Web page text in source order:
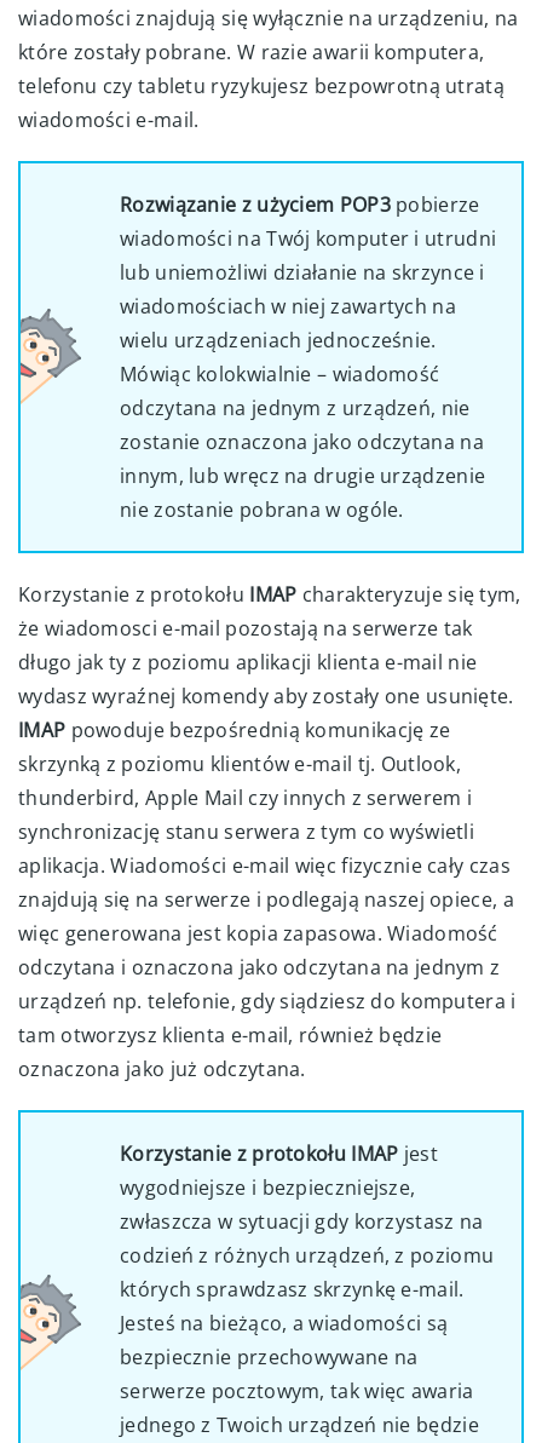
wiadomości znajdują się wyłącznie na urządzeniu, na
które zostały pobrane. W razie awarii komputera,
telefonu czy tabletu ryzykujesz bezpowrotną utratą
wiadomości e-mail.
Rozwiązanie z użyciem POP3pobierze
wiadomości na Twój komputer i utrudni
lub uniemożliwi działanie na skrzynce i
wiadomościach w niej zawartych na
wielu urządzeniach jednocześnie.
Mówiąc kolokwialnie – wiadomość
odczytana na jednym z urządzeń, nie
zostanie oznaczona jako odczytana na
innym, lub wręcz na drugie urządzenie
nie zostanie pobrana w ogóle.
Korzystanie z protokołu IMAP charakteryzuje się tym,
że wiadomosci e-mail pozostają na serwerze tak
długo jak ty z poziomu aplikacji klienta e-mail nie
wydasz wyraźnej komendy aby zostały one usunięte.
IMAP powoduje bezpośrednią komunikację ze
skrzynką z poziomu klientów e-mail tj. Outlook,
thunderbird, Apple Mail czy innych z serwerem i
synchronizację stanu serwera z tym co wyświetli
aplikacja. Wiadomości e-mail więc fizycznie cały czas
znajdują się na serwerze i podlegają naszej opiece, a
więc generowana jest kopia zapasowa. Wiadomość
odczytana i oznaczona jako odczytana na jednym z
urządzeń np. telefonie, gdy siądziesz do komputera i
tam otworzysz klienta e-mail, również będzie
oznaczona jako już odczytana.
Korzystanie z protokołu IMAP jest
wygodniejsze i bezpieczniejsze,
zwłaszcza w sytuacji gdy korzystasz na
codzień z różnych urządzeń, z poziomu
których sprawdzasz skrzynkę e-mail.
Jesteś na bieżąco, a wiadomości są
bezpiecznie przechowywane na
serwerze pocztowym, tak więc awaria
jednego z Twoich urządzeń nie będzie